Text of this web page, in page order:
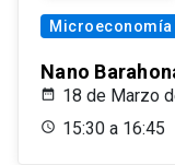
Microeconomía
Nano
18 de Marzo
15:30 a 16:45